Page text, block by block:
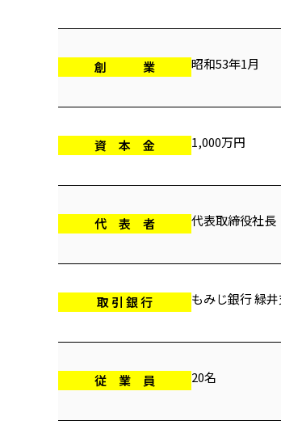
創 業 昭和53年1月
資 本 金 1,000万円
代 表 者 代表取締役社
取 引 銀 行 もみじ銀行 緑
従 業 員 20名